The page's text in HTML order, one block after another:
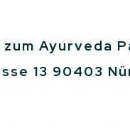
Ayurveda
13 90403